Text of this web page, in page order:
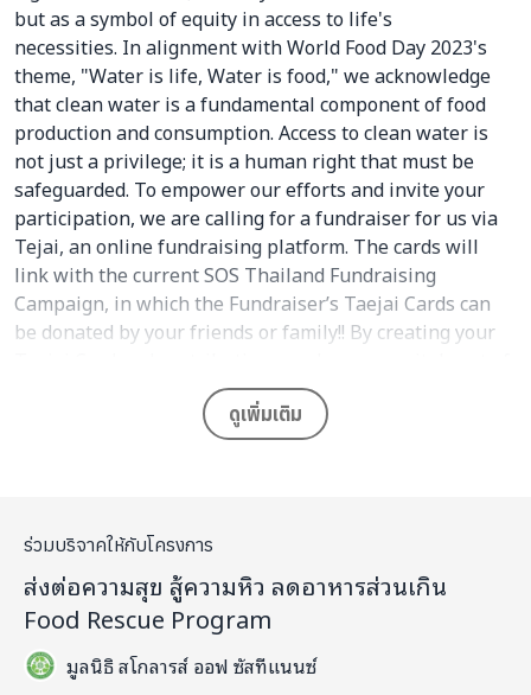
but as a symbol of equity in access to life's
necessities. In alignment with World Food Day 2023's
theme, "Water is life, Water is food," we acknowledge
that clean water is a fundamental component of food
production and consumption. Access to clean water is
not just a privilege; it is a human right that must be
safeguarded. To empower our efforts and invite your
participation, we are calling for a fundraiser for us via
Tejai, an online fundraising platform. The cards will
link with the current SOS Thailand Fundraising
Campaign, in which the Fundraiser’s Taejai Cards can
be donated by your friends or family!! By creating your
our movement in serving food to vulnerable people in
society. For donors, you can also receive Tax deduction
benefits from donating via Taejai as well!
ดูเพิ่มเติม
ร่วมบริจาคให้กับโครงการ
ส่งต่อความสุข สู้ความหิว ลดอาหารส่วนเกิน
Food Rescue Program
มูลนิธิ สโกลารส์ ออฟ ซัสทีแนนซ์